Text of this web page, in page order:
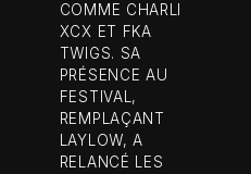
COMME CHARLI
XCX ET FKA
TWIGS. SA
PRÉSENCE AU
FESTIVAL,
REMPLAÇANT
LAYLOW, A
RELANCÉ LES